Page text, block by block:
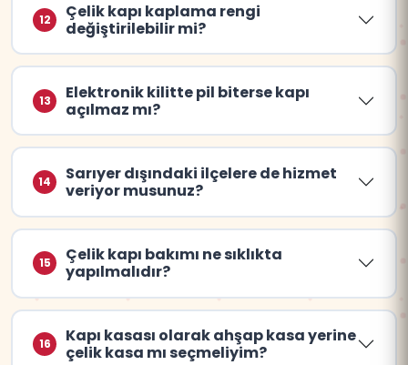
12
Çelik kapı kaplama rengi
değiştirilebilir mi?
13
Elektronik kilitte pil biterse kapı
açılmaz mı?
14
Sarıyer dışındaki ilçelere de hizmet
veriyor musunuz?
15
Çelik kapı bakımı ne sıklıkta
yapılmalıdır?
16
Kapı kasası olarak ahşap kasa yerine
çelik kasa mı seçmeliyim?